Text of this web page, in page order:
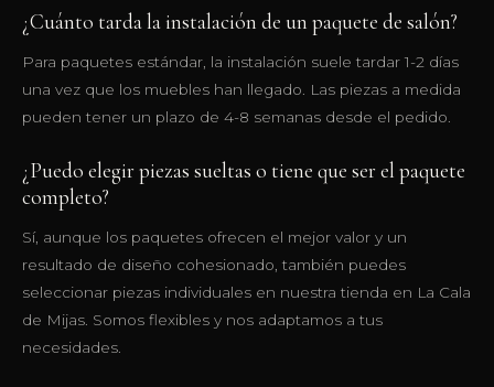
¿Cuánto tarda la instalación de un paquete de salón?
Para paquetes estándar, la instalación suele tardar 1-2 días
una vez que los muebles han llegado. Las piezas a medida
pueden tener un plazo de 4-8 semanas desde el pedido.
¿Puedo elegir piezas sueltas o tiene que ser el paquete
completo?
Sí, aunque los paquetes ofrecen el mejor valor y un
resultado de diseño cohesionado, también puedes
seleccionar piezas individuales en nuestra tienda en La Cala
de Mijas. Somos flexibles y nos adaptamos a tus
necesidades.